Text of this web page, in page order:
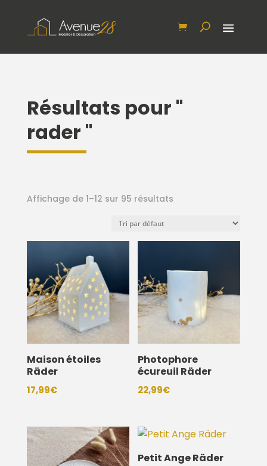
Résultats pour "
rader "
Affichage de 1–12 sur 95 résultats
Maison étoiles
Räder
17,99€
Photophore
écureuil Räder
22,99€
Petit Ange Räder